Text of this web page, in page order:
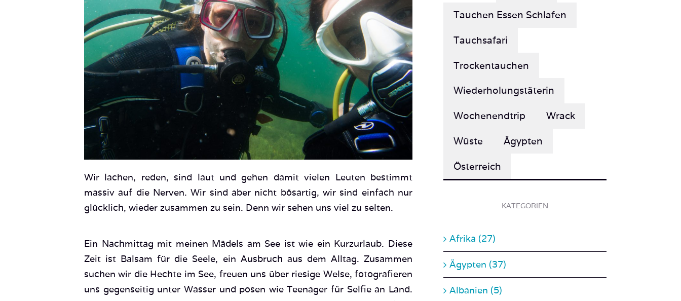
Wir lachen, reden, sind laut und gehen damit vielen Leuten bestimmt
massiv auf die Nerven. Wir sind aber nicht bösartig, wir sind einfach nur
glücklich, wieder zusammen zu sein. Denn wir sehen uns viel zu selten.
Ein Nachmittag mit meinen Mädels am See ist wie ein Kurzurlaub. Diese
Zeit ist Balsam für die Seele, ein Ausbruch aus dem Alltag. Zusammen
suchen wir die Hechte im See, freuen uns über riesige Welse, fotografieren
uns gegenseitig unter Wasser und posen wie Teenager für Selfie an Land.
Tauchsafari
Trockentauchen
Wiederholungstäterin
Wochenendtrip Wrack
Wüste Ägypten
Österreich
Ägypten (37)
Albanien (5)
An Land (51)